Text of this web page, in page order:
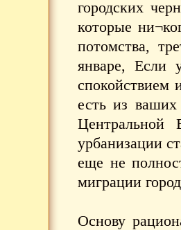
городских
которые
потомства,
январе, Если
спокойствием
есть из
Центральной
урбанизации
еще не
миграции
Основу